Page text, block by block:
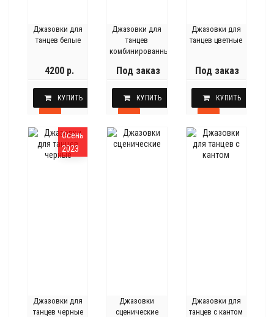
Джазовки для
танцев белые
4200 р.
КУПИТЬ
Джазовки для
танцев
комбинированные
Под заказ
КУПИТЬ
Джазовки для
танцев цветные
Под заказ
КУПИТЬ
Осень
2023
Джазовки для
танцев черные
Джазовки
сценические
Джазовки для
танцев с кантом